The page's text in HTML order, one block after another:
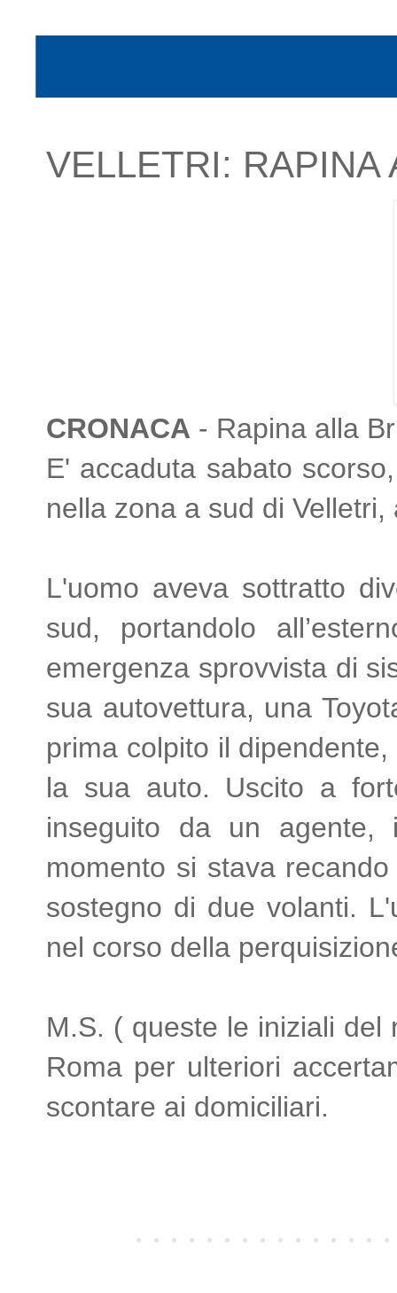
VELLETRI: RAPINA
CRONACA - Rapina alla
E' accaduta sabato
nella zona a sud di
L'uomo aveva sottratto
sud, portandolo
emergenza sprovvista di
sua autovettura, una
prima colpito il
la sua auto. Uscito a
inseguito da un
momento si stava
sostegno di due volanti.
nel corso della
M.S. ( queste le iniziali
Roma per ulteriori
scontare ai domiciliari.